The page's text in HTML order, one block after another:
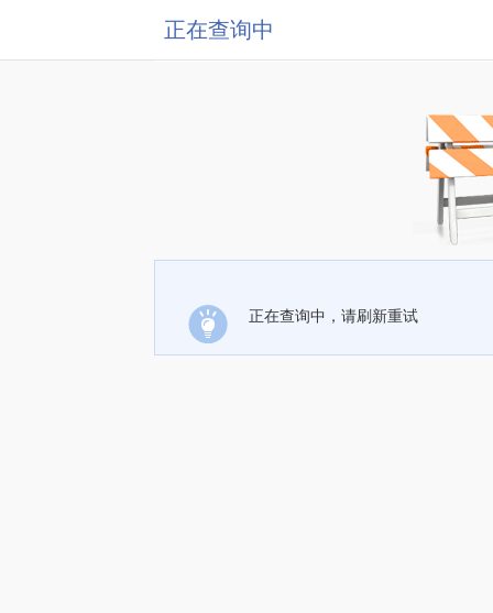
正在查询中
正在查询中，请刷新重试